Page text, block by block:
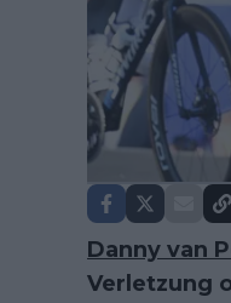
Danny van
Verletzung